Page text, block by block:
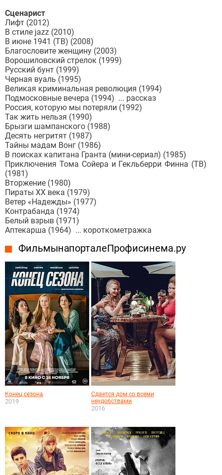
Сценарист
Лифт (2012)
В стиле jazz (2010)
В июне 1941 (ТВ) (2008)
Благословите женщину (2003)
Ворошиловский стрелок (1999)
Русский бунт (1999)
Черная вуаль (1995)
Великая криминальная революция (1994)
Подмосковные вечера (1994) ... рассказ
Россия, которую мы потеряли (1992)
Так жить нельзя (1990)
Брызги шампанского (1988)
Десять негритят (1987)
Тайны мадам Вонг (1986)
В поисках капитана Гранта (мини-сериал) (1985)
Приключения Тома Сойера и Гекльберри Финна (ТВ)
(1981)
Вторжение (1980)
Пираты ХХ века (1979)
Ветер «Надежды» (1977)
Контрабанда (1974)
Белый взрыв (1971)
Аптекарша (1964) ... короткометражка
Фильмы на портале Профисинема.ру
Конец сезона
2019
Сдается дом со всеми
неудобствами
2016